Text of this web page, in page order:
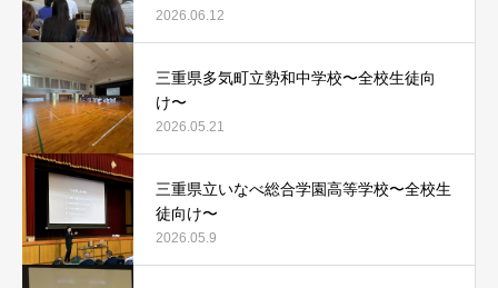
2026.06.12
三重県多気町立勢和中学校〜全校生徒向
け〜
2026.05.21
三重県立いなべ総合学園高等学校〜全校生
徒向け〜
2026.05.9